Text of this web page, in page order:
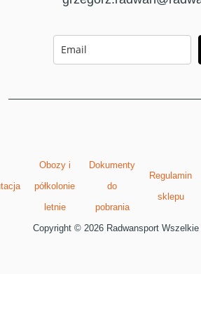
Obozy i
półkolonie
letnie
Dokumenty
do
pobrania
Regulamin
sklepu
Copyright © 2026 Radwansport Wszelkie